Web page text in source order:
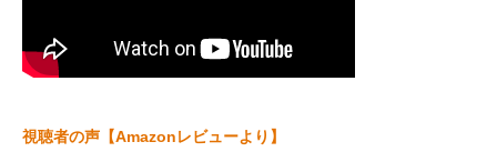
視聴者の声【Amazonレビューより】